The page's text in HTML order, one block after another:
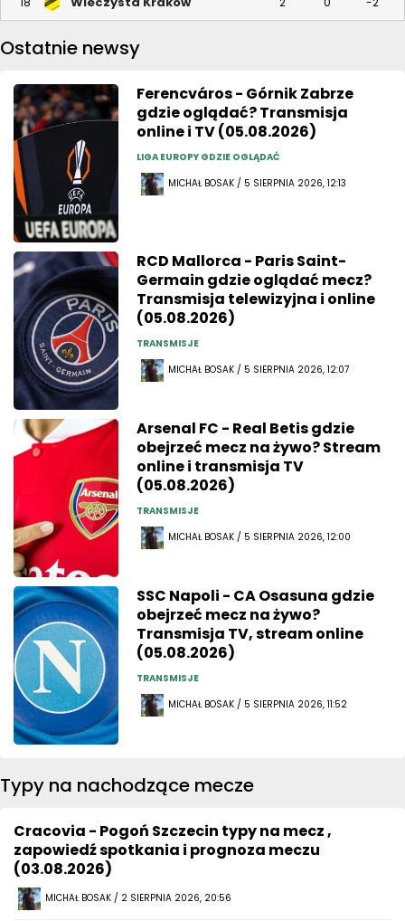
Ostatnie newsy
Ferencváros - Górnik Zabrze
gdzie oglądać? Transmisja
online i TV (05.08.2026)
LIGA EUROPY GDZIE OGLĄDAĆ
MICHAŁ BOSAK / 5 SIERPNIA 2026, 12:13
RCD Mallorca - Paris Saint-
Germain gdzie oglądać mecz?
Transmisja telewizyjna i online
(05.08.2026)
TRANSMISJE
MICHAŁ BOSAK / 5 SIERPNIA 2026, 12:07
Arsenal FC - Real Betis gdzie
obejrzeć mecz na żywo? Stream
online i transmisja TV
(05.08.2026)
TRANSMISJE
MICHAŁ BOSAK / 5 SIERPNIA 2026, 12:00
SSC Napoli - CA Osasuna gdzie
obejrzeć mecz na żywo?
Transmisja TV, stream online
(05.08.2026)
TRANSMISJE
MICHAŁ BOSAK / 5 SIERPNIA 2026, 11:52
Typy na nachodzące mecze
Cracovia - Pogoń Szczecin typy na mecz ,
zapowiedź spotkania i prognoza meczu
(03.08.2026)
MICHAŁ BOSAK / 2 SIERPNIA 2026, 20:56